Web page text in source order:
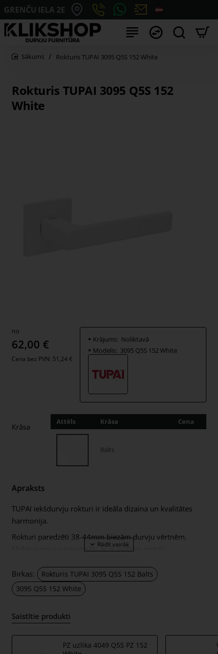
GRENČU IELA 2E
Rokturis TUPAI 3095 Q5S 152
White
Rokturis TUPAI 3095 Q5S 152 White
no
62,00 €
Cena bez PVN: 51,24 €
Krājums: Noliktavā
Modelis: 3095 Q5S 152 White
Krāsa
Attēls Krāsa Cena
Balts
Apraksts
TUPAI iekšdurvju rokturi ir ideāla dizaina un kvalitātes
harmonija.
Rokturi paredzēti 38-44mm biezām durvju vērtnēm.
Mehānisms ir pastiprināts ar dubultām metāla
metāla rozetēm. Ilgu un ērtu lietošanu garantē katrs
rokturu komplekts ar TUPAI logotipu!
rokturu pāris – pa kreisi un pa labi; kopā ar 5 mm
2 gab. montāžas rozetes (tā saucamie montāžas
Birkas:
Rokturis TUPAI 3095 Q5S 152 Balts
3095 Q5S 152 White
Saistītie produkti
PZ uzlika 4049 Q5S PZ 152